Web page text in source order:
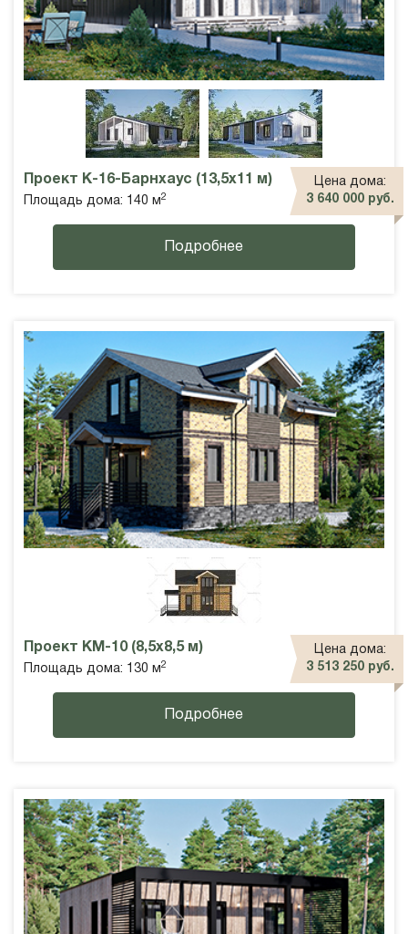
Проект К-16-Барнхаус (13,5х11 м)
Площадь дома: 140 м2
Цена дома:
3 640 000 руб.
Подробнее
Проект КМ-10 (8,5х8,5 м)
Площадь дома: 130 м2
Цена дома:
3 513 250 руб.
Подробнее